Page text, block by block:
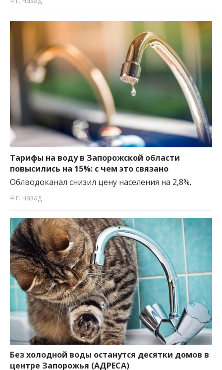
Тарифы на воду в Запорожской области
повысились на 15%: с чем это связано
Облводоканал снизил цену населения на 2,8%.
4 г. назад
Без холодной воды останутся десятки домов в
центре Запорожья (АДРЕСА)